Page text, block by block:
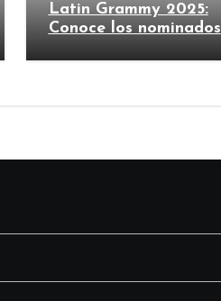
Latin Grammy 2025:
Conoce los nominados